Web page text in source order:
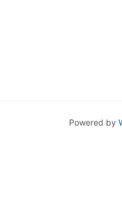
Powered by